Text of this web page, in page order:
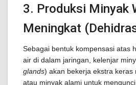
3. Produksi Minyak
Meningkat
Sebagai bentuk kompensasi atas
air di dalam jaringan, kelenjar
glands) akan bekerja ekstra keras
atau minyak alami untuk